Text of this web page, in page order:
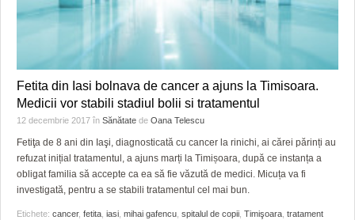
Fetita din Iasi bolnava de cancer a ajuns la Timisoara.
Medicii vor stabili stadiul bolii si tratamentul
12 decembrie 2017 în Sănătate de Oana Telescu
Fetiţa de 8 ani din Iaşi, diagnosticată cu cancer la rinichi, ai cărei părinți au
refuzat inițial tratamentul, a ajuns marți la Timișoara, după ce instanța a
obligat familia să accepte ca ea să fie văzută de medici. Micuța va fi
investigată, pentru a se stabili tratamentul cel mai bun.
Etichete: cancer, fetita iasi mihai gafencu spitalul de copii Timişoara tratament